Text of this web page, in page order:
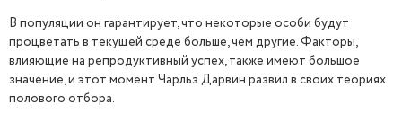
В популяции он гарантирует, что некоторые особи будут
процветать в текущей среде больше, чем другие. Факторы,
влияющие на репродуктивный успех, также имеют большое
значение, и этот момент Чарльз Дарвин развил в своих теориях
полового отбора.